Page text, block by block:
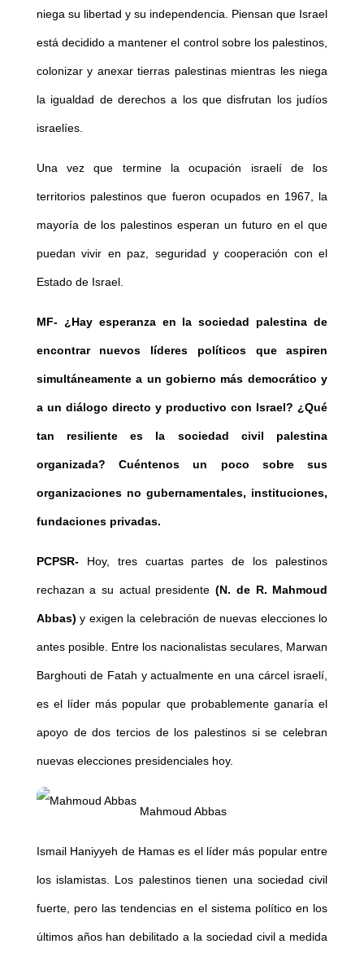
niega su libertad y su independencia. Piensan que Israel
está decidido a mantener el control sobre los palestinos,
colonizar y anexar tierras palestinas mientras les niega
la igualdad de derechos a los que disfrutan los judíos
israelíes.
Una vez que termine la ocupación israelí de los
territorios palestinos que fueron ocupados en 1967, la
mayoría de los palestinos esperan un futuro en el que
puedan vivir en paz, seguridad y cooperación con el
Estado de Israel.
MF- ¿Hay esperanza en la sociedad palestina de
encontrar nuevos líderes políticos que aspiren
simultáneamente a un gobierno más democrático y
a un diálogo directo y productivo con Israel? ¿Qué
tan resiliente es la sociedad civil palestina
organizada? Cuéntenos un poco sobre sus
organizaciones no gubernamentales, instituciones,
fundaciones privadas.
PCPSR-Hoy, tres cuartas partes de los palestinos
rechazan a su actual presidente(N. de R. Mahmoud
Abbas) y exigen la celebración de nuevas elecciones lo
antes posible. Entre los nacionalistas seculares, Marwan
Barghouti de Fatah y actualmente en una cárcel israelí,
es el líder más popular que probablemente ganaría el
apoyo de dos tercios de los palestinos si se celebran
nuevas elecciones presidenciales hoy.
Mahmoud Abbas
Ismail Haniyyeh de Hamas es el líder más popular entre
los islamistas. Los palestinos tienen una sociedad civil
fuerte, pero las tendencias en el sistema político en los
últimos años han debilitado a la sociedad civil a medida